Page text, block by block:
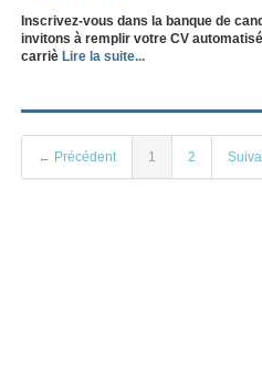
Inscrivez-vous dans la banque de
invitons à remplir votre CV
carriè Lire la suite...
← Précédent 1 2